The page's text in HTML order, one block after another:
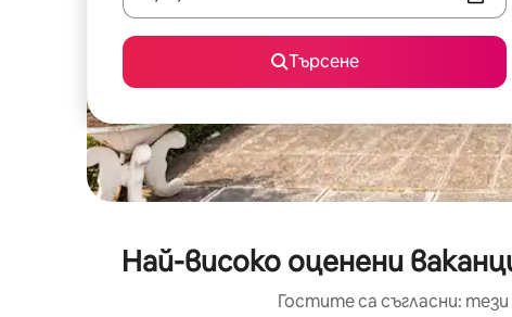
Търсене
Най-високо оценени
Гостите са съгласни: